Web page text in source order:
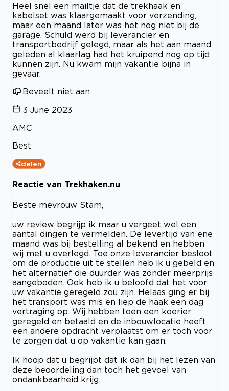
Heel snel een mailtje dat de trekhaak en
kabelset was klaargemaakt voor verzending,
maar een maand later was het nog niet bij de
garage. Schuld werd bij leverancier en
transportbedrijf gelegd, maar als het aan maand
geleden al klaarlag had het kruipend nog op tijd
kunnen zijn. Nu kwam mijn vakantie bijna in
gevaar.
Beveelt niet aan
3 June 2023
AMC
Best
delen
Reactie van Trekhaken.nu
Beste mevrouw Stam,
uw review begrijp ik maar u vergeet wel een
aantal dingen te vermelden. De levertijd van ene
maand was bij bestelling al bekend en hebben
wij met u overlegd. Toe onze leverancier besloot
om de productie uit te stellen heb ik u gebeld en
het alternatief die duurder was zonder meerprijs
aangeboden. Ook heb ik u beloofd dat het voor
uw vakantie geregeld zou zijn. Helaas ging er bij
het transport was mis en liep de haak een dag
vertraging op. Wij hebben toen een koerier
geregeld en betaald en de inbouwlocatie heeft
een andere opdracht verplaatst om er toch voor
te zorgen dat u op vakantie kan gaan.
Ik hoop dat u begrijpt dat ik dan bij het lezen van
deze beoordeling dan toch het gevoel van
ondankbaarheid krijg.